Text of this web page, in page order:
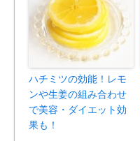
ハチミツの効能！レモ
ンや生姜の組み合わせ
で美容・ダイエット効
果も！